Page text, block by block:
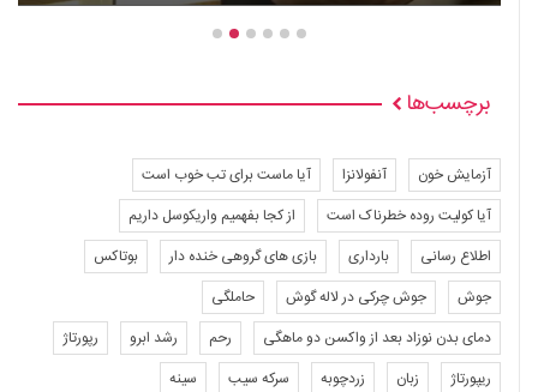
برچسب‌ها
آزمایش خون آنفولانزا
آیا ماست برای تب خوب است
آیا کولیت روده خطرناک است
از کجا بفهمیم واریکوسل داریم
اطلاع رسانی
بارداری بازی های گروهی خنده دار
بوتاکس
جوش
جوش چرکی در لاله گوش
حاملگی
دمای بدن نوزاد بعد از واکسن دو ماهگی
رحم رشد ابرو
رپورتاژ
ریپورتاژ
زبان زردچوبه سرکه سیب
سینه